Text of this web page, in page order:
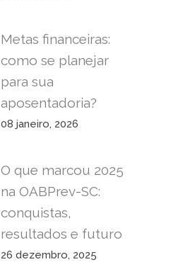
Metas financeiras:
como se planejar
para sua
aposentadoria?
08 janeiro, 2026
O que marcou 2025
na OABPrev-SC:
conquistas,
resultados e futuro
26 dezembro, 2025